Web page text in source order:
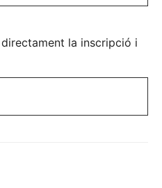
la inscripció i